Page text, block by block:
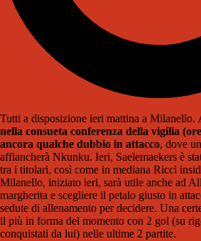
Tutti a disposizione ieri mattina a Milanello.
nella consueta conferenza della vigilia
ancora qualche dubbio in attacco, dove
affiancherà Nkunku. Ieri, Saelemaekers è
tra i titolari, così come in mediana Ricci
Milanello, iniziato ieri, sarà utile anche ad
margherita e scegliere il petalo giusto in
sedute di allenamento per decidere. Una
il più in forma del momento con 2 gol (su
conquistati da lui) nelle ultime 2 partite.